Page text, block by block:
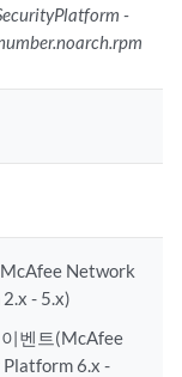
-
Network
- 5.x)
벤트(McAfee
6.x -